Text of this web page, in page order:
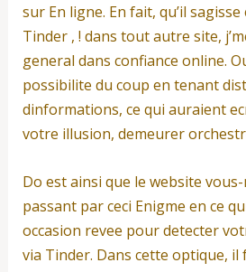
sur En ligne. En fait, qu’il
Tinder , ! dans tout autre site,
general dans confiance online.
possibilite du coup en tenant
dinformations, ce qui auraient
votre illusion, demeurer
Do est ainsi que le website
passant par ceci Enigme en ce
occasion revee pour detecter
via Tinder. Dans cette optique, il